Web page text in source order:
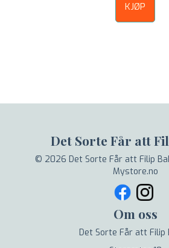
KJØP
Det Sorte Får att
© 2026 Det Sorte Får att Filip
Mystore.no
Om oss
Det Sorte Får att Filip